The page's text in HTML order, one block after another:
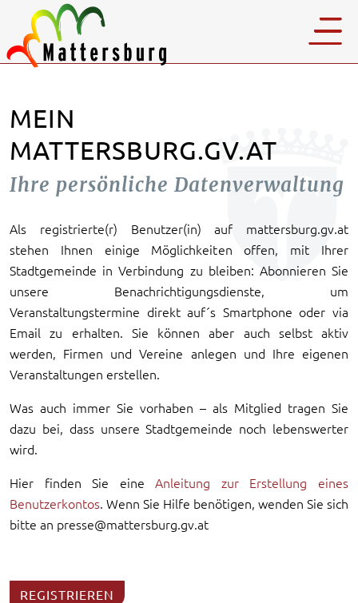
MEIN
MATTERSBURG.GV.AT
Ihre persönliche Datenverwaltung
Als registrierte(r) Benutzer(in) auf mattersburg.gv.at
stehen Ihnen einige Möglichkeiten offen, mit Ihrer
Stadtgemeinde in Verbindung zu bleiben: Abonnieren Sie
unsere Benachrichtigungsdienste, um
Veranstaltungstermine direkt auf´s Smartphone oder via
Email zu erhalten. Sie können aber auch selbst aktiv
werden, Firmen und Vereine anlegen und Ihre eigenen
Veranstaltungen erstellen.
Was auch immer Sie vorhaben – als Mitglied tragen Sie
dazu bei, dass unsere Stadtgemeinde noch lebenswerter
wird.
Hier finden Sie eineAnleitung zur Erstellung eines
Benutzerkontos. Wenn Sie Hilfe benötigen, wenden Sie sich
bitte an presse@mattersburg.gv.at
REGISTRIEREN